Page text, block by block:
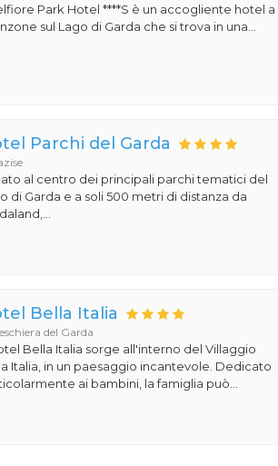
Park Hotel ****S è un accogliente hotel a
sul Lago di Garda che si trova in una...
Parchi del Garda
al centro dei principali parchi tematici del
di Garda e a soli 500 metri di distanza da
Bella Italia
del Garda
Bella Italia sorge all'interno del Villaggio
Italia, in un paesaggio incantevole. Dedicato
ai bambini, la famiglia può...